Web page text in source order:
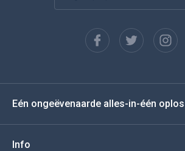
Español
Deutsch
Eén ongeëvenaarde alles-in-één
Info